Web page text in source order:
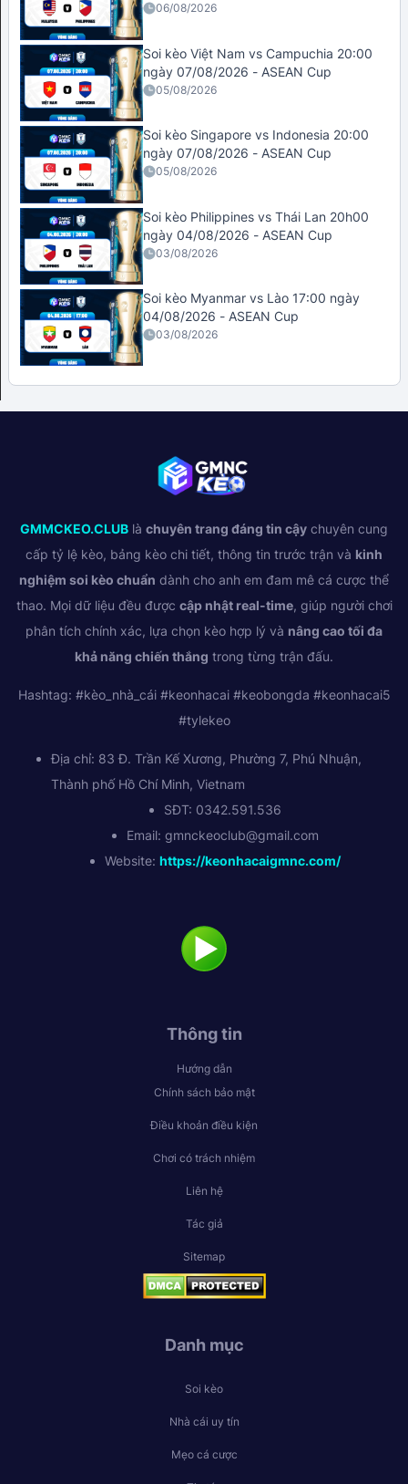
06/08/2026
Soi kèo Việt Nam vs Campuchia 20:00
ngày 07/08/2026 - ASEAN Cup
05/08/2026
Soi kèo Singapore vs Indonesia 20:00
ngày 07/08/2026 - ASEAN Cup
05/08/2026
Soi kèo Philippines vs Thái Lan 20h00
ngày 04/08/2026 - ASEAN Cup
03/08/2026
Soi kèo Myanmar vs Lào 17:00 ngày
04/08/2026 - ASEAN Cup
03/08/2026
GMMCKEO.CLUB là chuyên trang đáng tin cậy chuyên cung
cấp tỷ lệ kèo, bảng kèo chi tiết, thông tin trước trận và kinh
nghiệm soi kèo chuẩn dành cho anh em đam mê cá cược thể
thao. Mọi dữ liệu đều được cập nhật real-time, giúp người chơi
phân tích chính xác, lựa chọn kèo hợp lý và nâng cao tối đa
khả năng chiến thắng trong từng trận đấu.
Hashtag: #kèo_nhà_cái #keonhacai #keobongda #keonhacai5
#tylekeo
Địa chỉ: 83 Đ. Trần Kế Xương, Phường 7, Phú Nhuận,
Thành phố Hồ Chí Minh, Vietnam
SĐT: 0342.591.536
Email: gmnckeoclub@gmail.com
Website: https://keonhacaigmnc.com/
Thông tin
Hướng dẫn
Chính sách bảo mật
Điều khoản điều kiện
Chơi có trách nhiệm
Liên hệ
Tác giả
Sitemap
Danh mục
Soi kèo
Nhà cái uy tín
Mẹo cá cược